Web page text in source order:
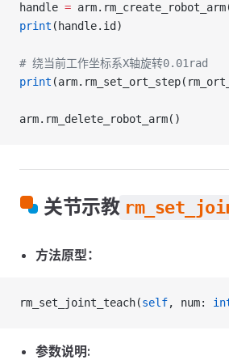
handle =
print (handle.id)
# 绕当前工作坐标系X轴旋转0.01rad
print
arm.rm_delete_robot_arm()
关节示教
方法原型：
rm_set_joint_teach(self, num:
参数说明: